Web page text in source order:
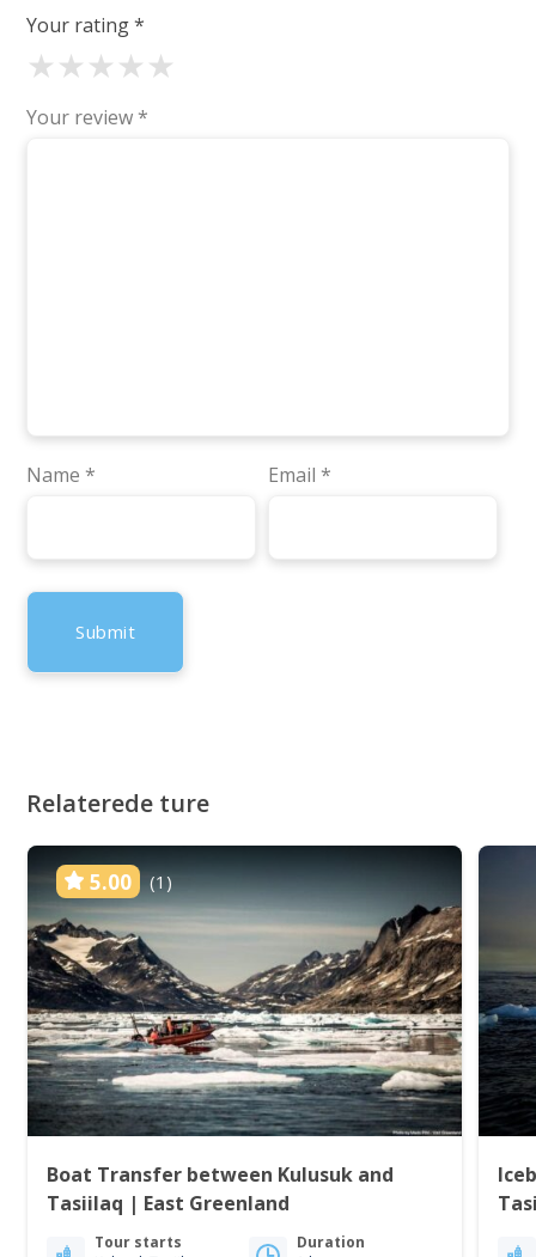
Your rating*
★
★
★
★
★
Your review *
Name * Email *
Relaterede ture
5.00 (1)
Boat Transfer between Kulusuk and
Tasiilaq | East Greenland
Tour starts
Duration